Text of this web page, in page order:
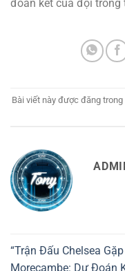
đoàn kết của đội trong
Bài viết này được đăng trong
“Trận Đấu Chelsea Gặp
Morecambe: Dự Đoán